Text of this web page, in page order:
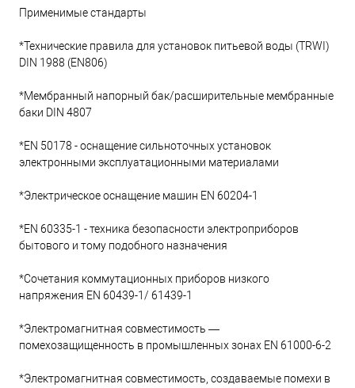
Применимые стандарты
*Технические правила для установок питьевой воды (TRWI)
DIN 1988 (EN806)
*Мембранный напорный бак/расширительные мембранные
баки DIN 4807
*EN 50178 - оснащение сильноточных установок
электронными эксплуатационными материалами
*Электрическое оснащение машин EN 60204-1
*EN 60335-1 - техника безопасности электроприборов
бытового и тому подобного назначения
*Сочетания коммутационных приборов низкого
напряжения EN 60439-1/ 61439-1
*Электромагнитная совместимость —
помехозащищенность в промышленных зонах EN 61000-6-2
*Электромагнитная совместимость, создаваемые помехи в